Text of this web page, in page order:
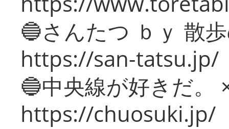
🔵さんたつ ｂｙ 散
https://san-tatsu.jp/
🔵中央線が好きだ。
https://chuosuki.jp/